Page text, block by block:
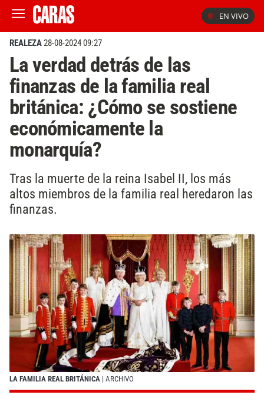
EN VIVO
REALEZA28-08-2024 09:27
La verdad detrás de las
finanzas de la familia real
británica: ¿Cómo se sostiene
económicamente la
monarquía?
Tras la muerte de la reina Isabel II, los más
altos miembros de la familia real heredaron las
finanzas.
LA FAMILIA REAL BRITÁNICA | ARCHIVO